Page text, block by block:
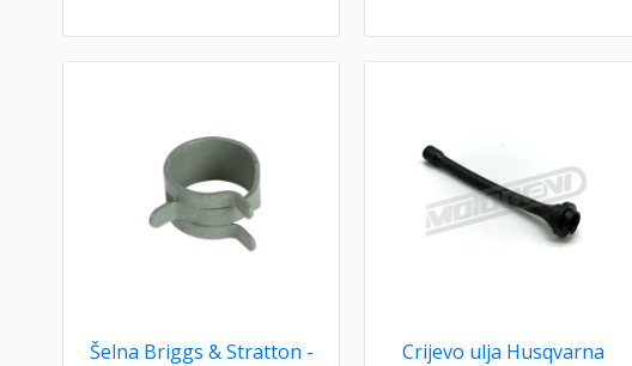
Šelna Briggs & Stratton -
Crijevo ulja Husqvarna